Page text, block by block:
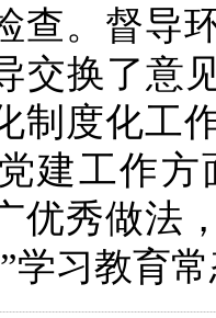
查。督导
交换了意
制度化工
建工作
优秀做法
学习教育